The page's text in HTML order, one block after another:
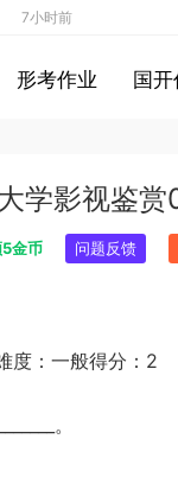
形考作业 国
学影视鉴
金币 问题反馈
度：一般得分：2
。
7小时前
8小时前
9小时前
10小时前
10小时前
11小时前